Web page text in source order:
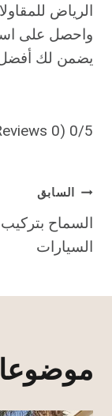
واحصل على
يضمن لك
0/5
(0 Reviews)
تصفّح
المقالات
السابق
السماح
السيارات